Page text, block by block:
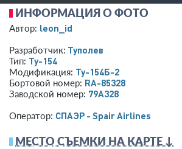
ИНФОРМАЦИЯ О ФОТО
Автор: leon_id
Разработчик: Туполев
Тип: Ту-154
Модификация: Ту-154Б-2
Бортовой номер: RA-85328
Заводской номер: 79A328
Оператор: СПАЭР - Spair Airlines
МЕСТО СЪЕМКИ НА КАРТЕ ↓